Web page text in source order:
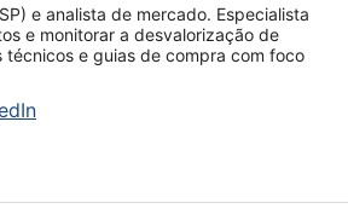
e analista de mercado. Especialista
e monitorar a desvalorização de
técnicos e guias de compra com foco